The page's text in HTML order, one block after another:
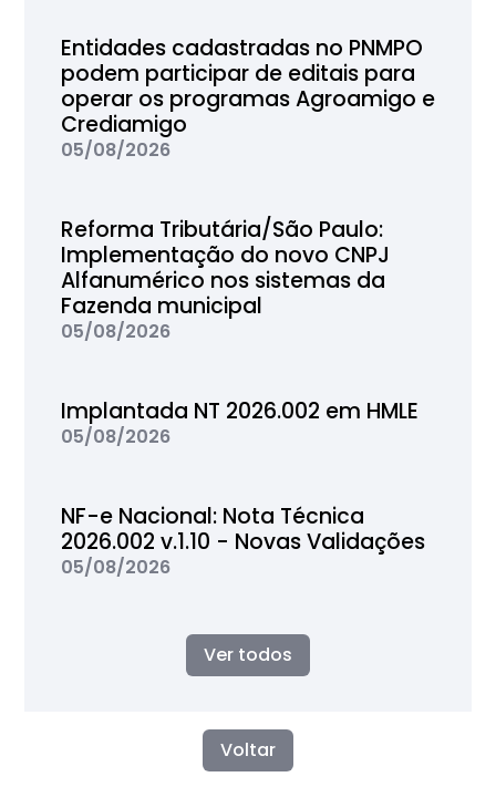
Entidades cadastradas no PNMPO
podem participar de editais para
operar os programas Agroamigo e
Crediamigo
05/08/2026
Reforma Tributária/São Paulo:
Implementação do novo CNPJ
Alfanumérico nos sistemas da
Fazenda municipal
05/08/2026
Implantada NT 2026.002 em HMLE
05/08/2026
NF-e Nacional: Nota Técnica
2026.002 v.1.10 - Novas Validações
05/08/2026
Ver todos
Voltar